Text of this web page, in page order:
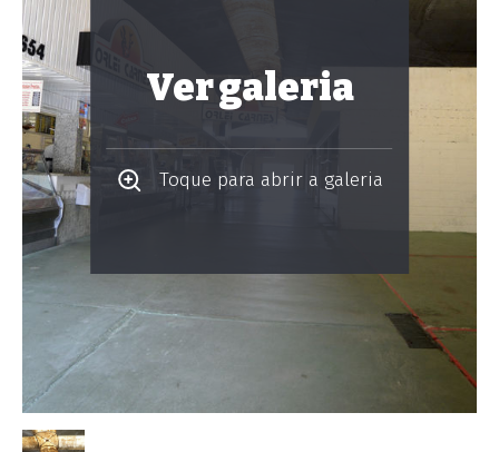
Ver galeria
Toque para abrir a galeria